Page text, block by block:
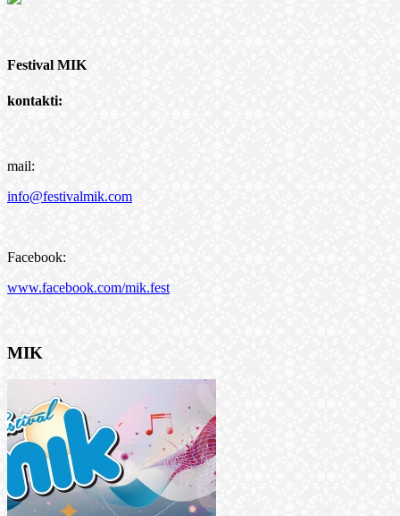
Festival MIK
kontakti:
mail:
info@festivalmik.com
Facebook:
www.facebook.com/mik.fest
MIK